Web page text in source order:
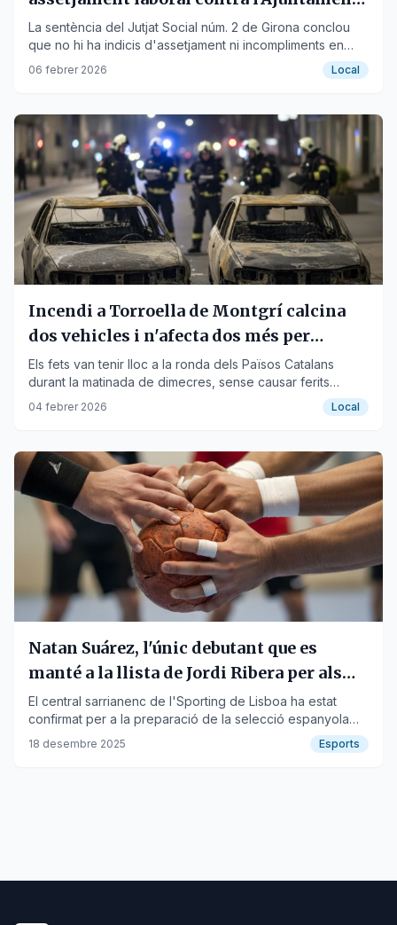
de Torroella de Montgrí
La sentència del Jutjat Social núm. 2 de Girona conclou
que no hi ha indicis d'assetjament ni incompliments en
prevenció de riscos laborals.
06 febrer 2026 Local
Incendi a Torroella de Montgrí calcina
dos vehicles i n'afecta dos més per
l'escalfor
Els fets van tenir lloc a la ronda dels Països Catalans
durant la matinada de dimecres, sense causar ferits
personals.
04 febrer 2026 Local
Natan Suárez, l'únic debutant que es
manté a la llista de Jordi Ribera per als
amistosos
El central sarrianenc de l'Sporting de Lisboa ha estat
confirmat per a la preparació de la selecció espanyola
abans de l'Europeu.
18 desembre 2025 Esports